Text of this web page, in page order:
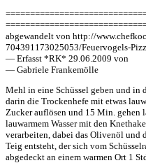
abgewandelt von http://
704391173025053/Feuervogels-
— Erfasst *RK* 29.06.2009 von
— Gabriele Frankemölle
Mehl in eine Schüssel geben und in
darin die Trockenhefe mit etwas
Zucker auflösen und 15 Min. gehen
lauwarmem Wasser mit den
verarbeiten, dabei das Olivenöl und
Teig entsteht, der sich vom
abgedeckt an einem warmen Ort 1